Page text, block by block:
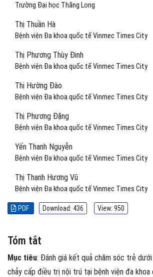
Trường Đại học Thăng Long
Thị Thuần Hà
Bệnh viện Đa khoa quốc tế Vinmec Times City
Thị Phương Thùy Đinh
Bệnh viện Đa khoa quốc tế Vinmec Times City
Thị Hường Đào
Bệnh viện Đa khoa quốc tế Vinmec Times City
Thị Phương Đặng
Bệnh viện Đa khoa quốc tế Vinmec Times City
Yến Thanh Nguyễn
Bệnh viện Đa khoa quốc tế Vinmec Times City
Thị Thanh Hương Vũ
Bệnh viện Đa khoa quốc tế Vinmec Times City
PDF Download: 436 View: 950
Tóm tắt
Mục tiêu: Đánh giá kết quả chăm sóc trẻ
chảy cấp điều trị nội trú tại bệnh viện đa khoa